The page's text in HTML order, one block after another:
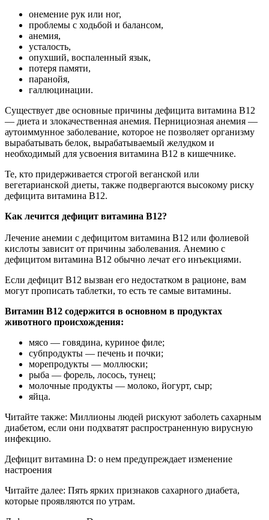
онемение рук или ног,
проблемы с ходьбой и балансом,
анемия,
усталость,
опухший, воспаленный язык,
потеря памяти,
паранойя,
галлюцинации.
Существует две основные причины дефицита витамина В12
— диета и злокачественная анемия. Пернициозная анемия —
аутоиммунное заболевание, которое не позволяет организму
вырабатывать белок, вырабатываемый желудком и
необходимый для усвоения витамина В12 в кишечнике.
Те, кто придерживается строгой веганской или
вегетарианской диеты, также подвергаются высокому риску
дефицита витамина В12.
Как лечится дефицит витамина В12?
Лечение анемии с дефицитом витамина В12 или фолиевой
кислоты зависит от причины заболевания. Анемию с
дефицитом витамина В12 обычно лечат его инъекциями.
Если дефицит В12 вызван его недостатком в рационе, вам
могут прописать таблетки, то есть те самые витамины.
Витамин В12 содержится в основном в продуктах
животного происхождения:
мясо — говядина, куриное филе;
субпродукты — печень и почки;
морепродукты — моллюски;
рыба — форель, лосось, тунец;
молочные продукты — молоко, йогурт, сыр;
яйца.
Читайте также: Миллионы людей рискуют заболеть сахарным
диабетом, если они подхватят распространенную вирусную
инфекцию.
Дефицит витамина D: о нем предупреждает изменение
настроения
Читайте далее: Пять ярких признаков сахарного диабета,
которые проявляются по утрам.